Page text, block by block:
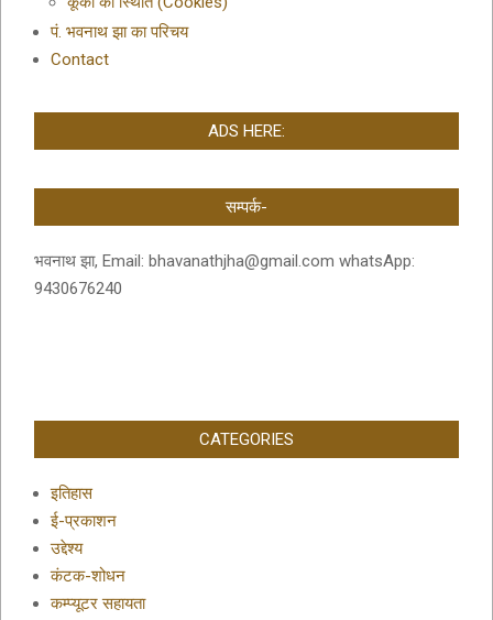
पं. भवनाथ झा का परिचय
Contact
ADS HERE:
सम्पर्क-
भवनाथ झा, Email: bhavanathjha@gmail.com whatsApp:
9430676240
CATEGORIES
इतिहास
ई-प्रकाशन
उद्देश्य
कंटक-शोधन
कम्प्यूटर सहायता